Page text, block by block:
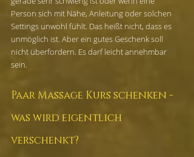
Person sich mit Nähe, Anleitung oder solchen
Settings unwohl fühlt. Das heißt nicht, dass es
unmöglich ist. Aber ein gutes Geschenk soll
nicht überfordern. Es darf leicht annehmbar
sein.
Paar Massage Kurs schenken -
was wird eigentlich
verschenkt?